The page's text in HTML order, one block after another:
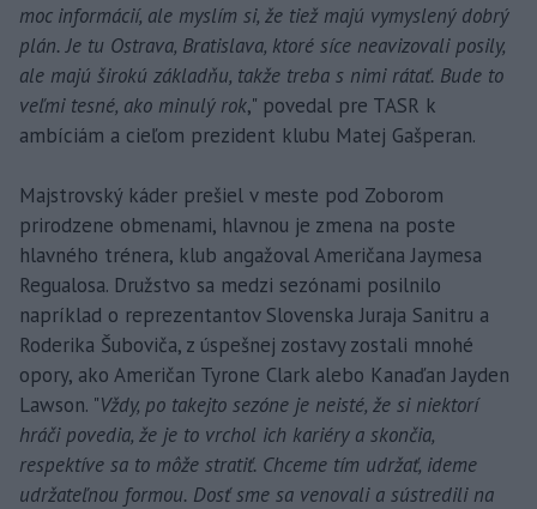
moc informácií, ale myslím si, že tiež majú vymyslený dobrý
plán. Je tu Ostrava, Bratislava, ktoré síce neavizovali posily,
ale majú širokú základňu, takže treba s nimi rátať. Bude to
veľmi tesné, ako minulý rok," povedal pre TASR k
ambíciám a cieľom prezident klubu Matej Gašperan.
Majstrovský káder prešiel v meste pod Zoborom
prirodzene obmenami, hlavnou je zmena na poste
hlavného trénera, klub angažoval Američana Jaymesa
Regualosa. Družstvo sa medzi sezónami posilnilo
napríklad o reprezentantov Slovenska Juraja Sanitru a
Roderika Šuboviča, z úspešnej zostavy zostali mnohé
opory, ako Američan Tyrone Clark alebo Kanaďan Jayden
Lawson. "Vždy, po takejto sezóne je neisté, že si niektorí
hráči povedia, že je to vrchol ich kariéry a skončia,
respektíve sa to môže stratiť. Chceme tím udržať, ideme
udržateľnou formou. Dosť sme sa venovali a sústredili na